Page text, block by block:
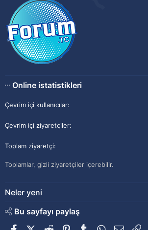
Online istatistikleri
Çevrim içi kullanıcılar
Çevrim içi ziyaretçiler
Toplam ziyaretçi
Toplamlar, gizli ziyaretçiler içerebilir.
Neler yeni
Bu sayfayı paylaş
FacebookX (Twitter)
Reddit PinterestTumblrWhatsApp
E-posta